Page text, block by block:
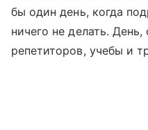
бы один день, когда
ничего не делать.
репетиторов, учебы и